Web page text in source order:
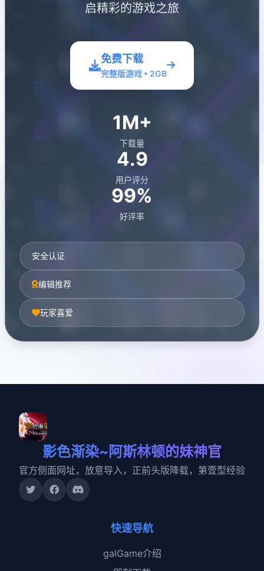
启精彩的游戏之旅
免费下载
完整版游戏 • 2GB
1M+
下载量
4.9
用户评分
99%
好评率
安全认证
编辑推荐
玩家喜爱
影色渐染~阿斯林顿的妹神官
官方侧面网址，放意导入，正前头版降载，第壹型经验
快速导航
galGame介绍